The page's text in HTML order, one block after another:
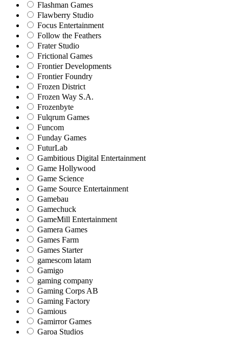
Flashman Games
Flawberry Studio
Focus Entertainment
Follow the Feathers
Frater Studio
Frictional Games
Frontier Developments
Frontier Foundry
Frozen District
Frozen Way S.A.
Frozenbyte
Fulqrum Games
Funcom
Funday Games
FuturLab
Gambitious Digital Entertainment
Game Hollywood
Game Science
Game Source Entertainment
Gamebau
Gamechuck
GameMill Entertainment
Gamera Games
Games Farm
Games Starter
gamescom latam
Gamigo
gaming company
Gaming Corps AB
Gaming Factory
Gamious
Gamirror Games
Garoa Studios